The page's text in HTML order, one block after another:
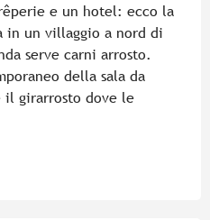
e un hotel: ecco la
in un villaggio a nord di
serve carni arrosto.
della sala da
il girarrosto dove le